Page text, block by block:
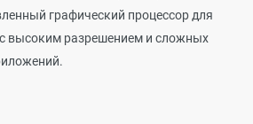
графический процессор для
высоким разрешением и сложных